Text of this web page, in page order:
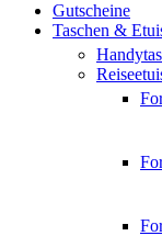
Gutscheine
Taschen &